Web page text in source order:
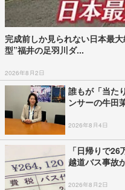
完成前しか見られない日本最
型”福井の足羽川ダ...
2026年8月2日
誰もが「当た
ンサーの牛田
2026年8月4日
「日帰りで
越道バス事故
2026年8月2日